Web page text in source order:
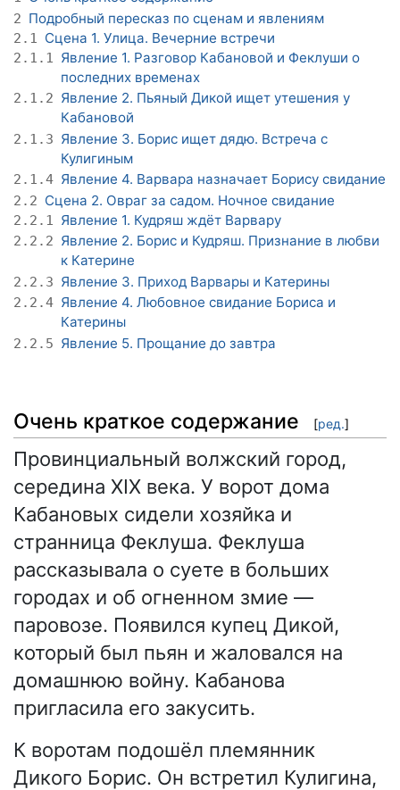
2 Подробный пересказ по сценам и явлениям
2.1 Сцена 1. Улица. Вечерние встречи
2.1.1 Явление 1. Разговор Кабановой и Феклуши о
последних временах
2.1.2 Явление 2. Пьяный Дикой ищет утешения у
Кабановой
2.1.3 Явление 3. Борис ищет дядю. Встреча с
Кулигиным
2.1.4 Явление 4. Варвара назначает Борису свидание
2.2 Сцена 2. Овраг за садом. Ночное свидание
2.2.1 Явление 1. Кудряш ждёт Варвару
2.2.2 Явление 2. Борис и Кудряш. Признание в любви
к Катерине
2.2.3 Явление 3. Приход Варвары и Катерины
2.2.4 Явление 4. Любовное свидание Бориса и
Катерины
2.2.5 Явление 5. Прощание до завтра
Очень краткое содержание [ред.]
Провинциальный волжский город,
середина XIX века. У ворот дома
Кабановых сидели хозяйка и
странница Феклуша. Феклуша
рассказывала о суете в больших
городах и об огненном змие —
паровозе. Появился купец Дикой,
который был пьян и жаловался на
домашнюю войну. Кабанова
пригласила его закусить.
К воротам подошёл племянник
Дикого Борис. Он встретил Кулигина,